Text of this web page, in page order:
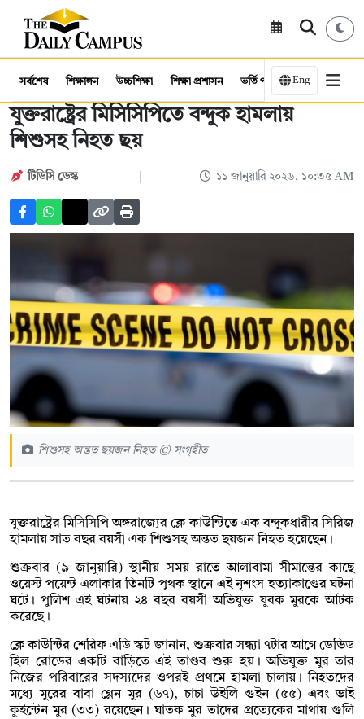
সর্বশেষ শিক্ষাঙ্গন উচ্চশিক্ষা শিক্ষা প্রশাসন ভর্তি পরীক্ষা কর্মসংস্থান
Eng
যুক্তরাষ্ট্রের মিসিসিপিতে বন্দুক হামলায়
শিশুসহ নিহত ছয়
টিডিসি ডেস্ক ১১ জানুয়ারি ২০২৬, ১০:৩৫ AM
শিশুসহ অন্তত ছয়জন নিহত © সংগৃহীত
যুক্তরাষ্ট্রের মিসিসিপি অঙ্গরাজ্যের ক্লে কাউন্টিতে এক বন্দুকধারীর সিরিজ
হামলায় সাত বছর বয়সী এক শিশুসহ অন্তত ছয়জন নিহত হয়েছেন।
শুক্রবার (৯ জানুয়ারি) স্থানীয় সময় রাতে আলাবামা সীমান্তের কাছে
ওয়েস্ট পয়েন্ট এলাকার তিনটি পৃথক স্থানে এই নৃশংস হত্যাকাণ্ডের ঘটনা
ঘটে। পুলিশ এই ঘটনায় ২৪ বছর বয়সী অভিযুক্ত যুবক মুরকে আটক
করেছে।
ক্লে কাউন্টির শেরিফ এডি স্কট জানান, শুক্রবার সন্ধ্যা ৭টার আগে ডেভিড
হিল রোডের একটি বাড়িতে এই তাণ্ডব শুরু হয়। অভিযুক্ত মুর তার
নিজের পরিবারের সদস্যদের ওপরই প্রথমে হামলা চালায়। নিহতদের
মধ্যে মুরের বাবা গ্লেন মুর (৬৭), চাচা উইলি গুইন (৫৫) এবং ভাই
কুইন্টেন মুর (৩৩) রয়েছেন। ঘাতক মুর তাদের প্রত্যেকের মাথায় গুলি